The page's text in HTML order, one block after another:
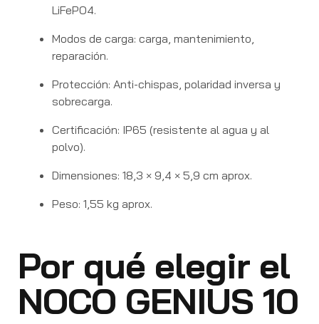
LiFePO4.
Modos de carga: carga, mantenimiento,
reparación.
Protección: Anti-chispas, polaridad inversa y
sobrecarga.
Certificación: IP65 (resistente al agua y al
polvo).
Dimensiones: 18,3 × 9,4 × 5,9 cm aprox.
Peso: 1,55 kg aprox.
Por qué elegir el
NOCO GENIUS 10